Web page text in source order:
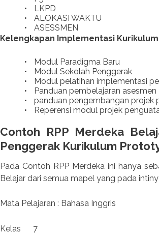
•
LKPD
•
ALOKASI WAKTU
•
ASESSMEN
Kelengkapan Implementasi
•
Modul Paradigma Baru
•
Modul Sekolah Penggerak
•
Modul pelatihan implementasi
•
Panduan pembelajaran asesmen
•
panduan pengembangan projek
•
Reperensi modul projek
Contoh RPP Merdeka
Penggerak Kurikulum
Pada Contoh RPP Merdeka ini hanya
Belajar dari semua mapel yang pada
Mata Pelajaran : Bahasa Inggris
Kelas 7